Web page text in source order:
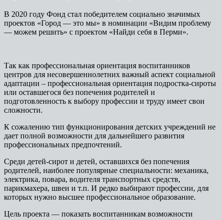
В 2020 году Фонд стал победителем социально значимых
проектов «Город — это мы» в номинации «Видим проблему
— можем решить» с проектом «Найди себя в Перми».
Так как профессиональная ориентация воспитанников
центров для несовершеннолетних важный аспект социальной
адаптации – профессиональная ориентация подростка-сироты
или оставшегося без попечения родителей и
подготовленность к выбору профессии и труду имеет свои
сложности.
К сожалению тип функционирования детских учреждений не
дает полной возможности для дальнейшего развития
профессиональных предпочтений.
Среди детей-сирот и детей, оставшихся без попечения
родителей, наиболее популярные специальности: механика,
электрика, повара, водителя транспортных средств,
парикмахера, швеи и т.п. И редко выбирают профессии, для
которых нужно высшее профессиональное образование.
Цель проекта — показать воспитанникам возможности